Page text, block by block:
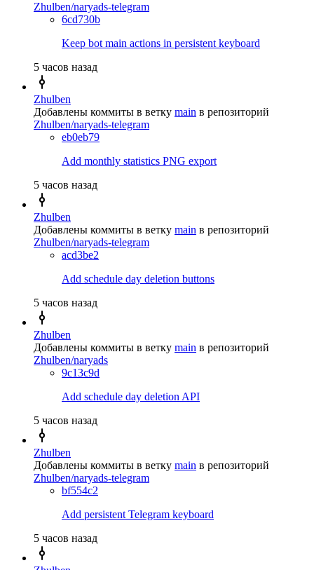
Zhulben/naryads-telegram
6cd730b
Keep bot main actions in persistent keyboard
5 часов назад
Zhulben
Добавлены коммиты в ветку main в репозиторий
Zhulben/naryads-telegram
eb0eb79
Add monthly statistics PNG export
5 часов назад
Zhulben
Добавлены коммиты в ветку main в репозиторий
Zhulben/naryads-telegram
acd3be2
Add schedule day deletion buttons
5 часов назад
Zhulben
Добавлены коммиты в ветку main в репозиторий
Zhulben/naryads
9c13c9d
Add schedule day deletion API
5 часов назад
Zhulben
Добавлены коммиты в ветку main в репозиторий
Zhulben/naryads-telegram
bf554c2
Add persistent Telegram keyboard
5 часов назад